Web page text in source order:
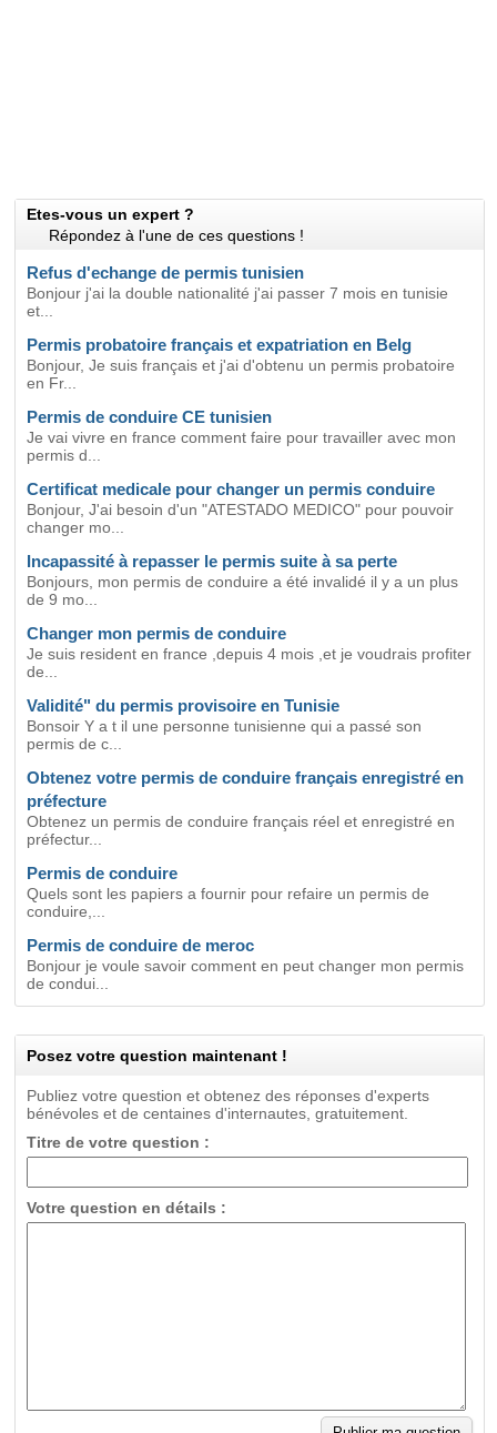
Etes-vous un expert ?
Répondez à l'une de ces questions !
Refus d'echange de permis tunisien
Bonjour j'ai la double nationalité j'ai passer 7 mois en tunisie
et...
Permis probatoire français et expatriation en Belg
Bonjour, Je suis français et j'ai d'obtenu un permis probatoire
en Fr...
Permis de conduire CE tunisien
Je vai vivre en france comment faire pour travailler avec mon
permis d...
Certificat medicale pour changer un permis conduire
Bonjour, J'ai besoin d'un "ATESTADO MEDICO" pour pouvoir
changer mo...
Incapassité à repasser le permis suite à sa perte
Bonjours, mon permis de conduire a été invalidé il y a un plus
de 9 mo...
Changer mon permis de conduire
Je suis resident en france ,depuis 4 mois ,et je voudrais profiter
de...
Validité" du permis provisoire en Tunisie
Bonsoir Y a t il une personne tunisienne qui a passé son
permis de c...
Obtenez votre permis de conduire français enregistré en
préfecture
Obtenez un permis de conduire français réel et enregistré en
préfectur...
Permis de conduire
Quels sont les papiers a fournir pour refaire un permis de
conduire,...
Permis de conduire de meroc
Bonjour je voule savoir comment en peut changer mon permis
de condui...
Posez votre question maintenant !
Publiez votre question et obtenez des réponses d'experts
bénévoles et de centaines d'internautes, gratuitement.
Titre de votre question :
Votre question en détails :